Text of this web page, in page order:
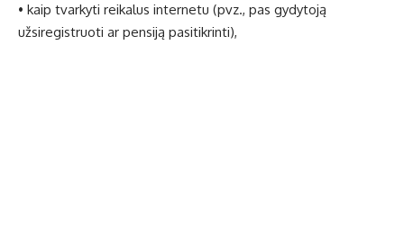
• kaip tvarkyti reikalus internetu (pvz., pas gydytoją
užsiregistruoti ar pensiją pasitikrinti),